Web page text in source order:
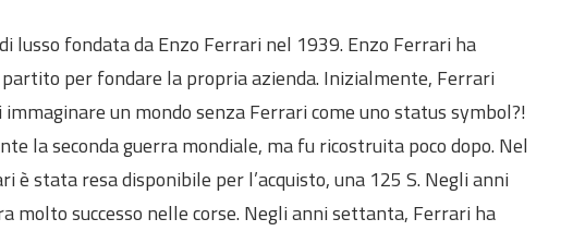
fondata da Enzo Ferrari nel 1939. Enzo Ferrari ha
per fondare la propria azienda. Inizialmente, Ferrari
un mondo senza Ferrari come uno status symbol?!
la seconda guerra mondiale, ma fu ricostruita poco dopo. Nel
è stata resa disponibile per l’acquisto, una 125 S. Negli anni
molto successo nelle corse. Negli anni settanta, Ferrari ha